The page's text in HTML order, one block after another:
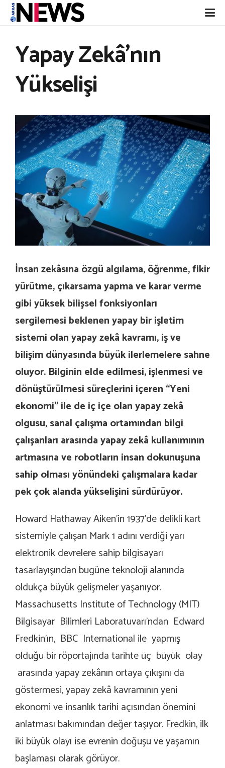
Yapay Zekâ’nın
Yükselişi
İnsan zekâsına özgü algılama, öğrenme, fikir
yürütme, çıkarsama yapma ve karar verme
gibi yüksek bilişsel fonksiyonları
sergilemesi beklenen yapay bir işletim
sistemi olan yapay zekâ kavramı, iş ve
bilişim dünyasında büyük ilerlemelere sahne
oluyor. Bilginin elde edilmesi, işlenmesi ve
dönüştürülmesi süreçlerini içeren “Yeni
ekonomi” ile de iç içe olan yapay zekâ
olgusu, sanal çalışma ortamından bilgi
çalışanları arasında yapay zekâ kullanımının
artmasına ve robotların insan dokunuşuna
sahip olması yönündeki çalışmalara kadar
pek çok alanda yükselişini sürdürüyor.
Howard Hathaway Aiken’in 1937’de delikli kart
sistemiyle çalışan Mark 1 adını verdiği yarı
elektronik devrelere sahip bilgisayarı
tasarlayışından bugüne teknoloji alanında
oldukça büyük gelişmeler yaşanıyor.
Massachusetts Institute of Technology (MIT)
Bilgisayar Bilimleri Laboratuvarı’ndan Edward
Fredkin’ın, BBC International ile yapmış
olduğu bir röportajında tarihte üç büyük olay
arasında yapay zekânın ortaya çıkışını da
göstermesi, yapay zekâ kavramının yeni
ekonomi ve insanlık tarihi açısından önemini
anlatması bakımından değer taşıyor. Fredkin, ilk
iki büyük olayı ise evrenin doğuşu ve yaşamın
başlaması olarak görüyor.